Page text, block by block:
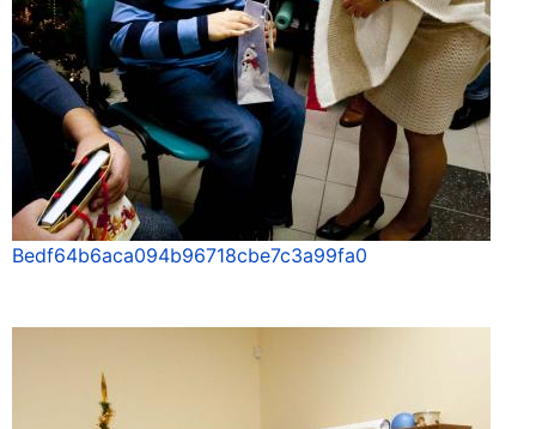
Bedf64b6aca094b96718cbe7c3a99fa0